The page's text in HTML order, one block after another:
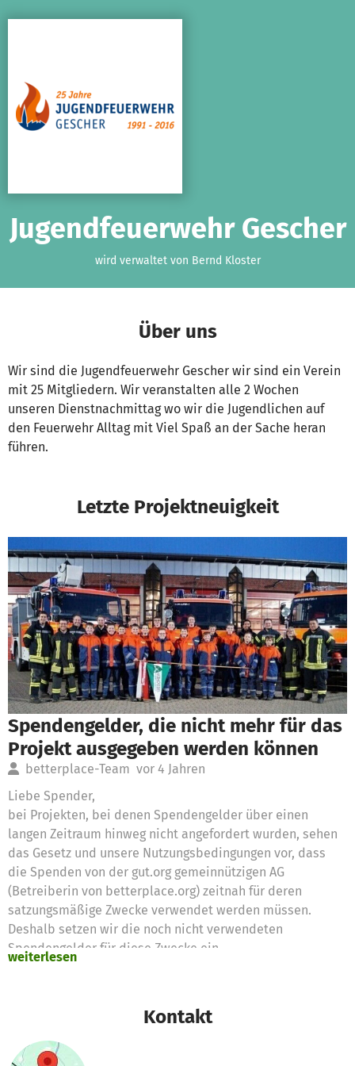
Jugendfeuerwehr Gescher
wird verwaltet von Bernd Kloster
Über uns
Wir sind die Jugendfeuerwehr Gescher wir sind ein Verein
mit 25 Mitgliedern. Wir veranstalten alle 2 Wochen
unseren Dienstnachmittag wo wir die Jugendlichen auf
den Feuerwehr Alltag mit Viel Spaß an der Sache heran
führen.
Letzte Projektneuigkeit
Spendengelder, die nicht mehr für das
Projekt ausgegeben werden können
betterplace-Team vor 4 Jahren
Liebe Spender,
bei Projekten, bei denen Spendengelder über einen
langen Zeitraum hinweg nicht angefordert wurden, sehen
das Gesetz und unsere Nutzungsbedingungen vor, dass
die Spenden von der gut.org gemeinnützigen AG
(Betreiberin von betterplace.org) zeitnah für deren
satzungsmäßige Zwecke verwendet werden müssen.
Deshalb setzen wir die noch nicht verwendeten
Spendengelder für diese Zwecke ein
weiterlesen
Kontakt